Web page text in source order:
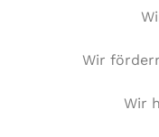
Wir
Wir